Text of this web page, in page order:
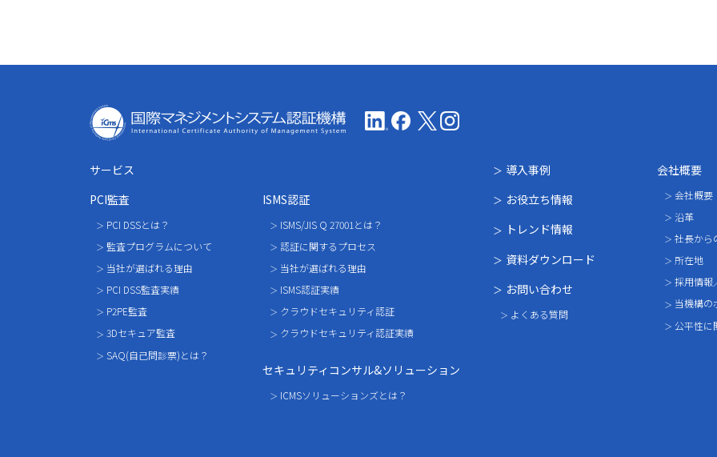
ICMS(国際マネジメントシステム認証機構)
サービス
PCI監査
PCI DSSとは？
監査プログラムについて
当社が選ばれる理由
PCI DSS監査実績
P2PE監査
3Dセキュア監査
SAQ(自己問診票)とは？
ISMS認証
ISMS/JIS Q 27001とは？
認証に関するプロセス
当社が選ばれる理由
ISMS認証実績
クラウドセキュリティ認証
クラウドセキュリティ認証実績
セキュリティコンサル&ソリューション
ICMSソリューションズとは？
導入事例
お役立ち情報
トレンド情報
資料ダウンロード
お問い合わせ
よくある質問
会社概要
会社概要
沿革
社長から
所在地
採用情報
当機構の
公平性に